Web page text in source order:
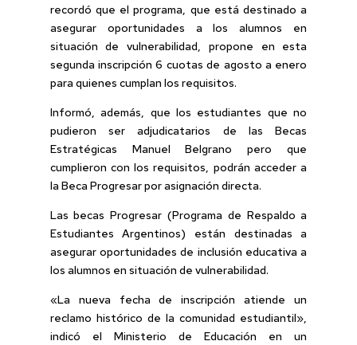
recordó que el programa, que está destinado a
asegurar oportunidades a los alumnos en
situación de vulnerabilidad, propone en esta
segunda inscripción 6 cuotas de agosto a enero
para quienes cumplan los requisitos.
Informó, además, que los estudiantes que no
pudieron ser adjudicatarios de las Becas
Estratégicas Manuel Belgrano pero que
cumplieron con los requisitos, podrán acceder a
la Beca Progresar por asignación directa.
Las becas Progresar (Programa de Respaldo a
Estudiantes Argentinos) están destinadas a
asegurar oportunidades de inclusión educativa a
los alumnos en situación de vulnerabilidad.
«La nueva fecha de inscripción atiende un
reclamo histórico de la comunidad estudiantil»,
indicó el Ministerio de Educación en un